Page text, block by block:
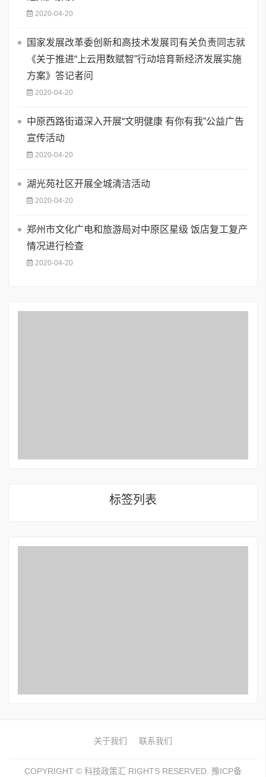
2020-04-20
国家发展改革委创新和高技术发展司有关负责同志就
《关于推进“上云用数赋智”行动培育新经济发展实施
方案》答记者问
2020-04-20
中原西路街道深入开展“文明健康 有你有我”公益广告
宣传活动
2020-04-20
湖光苑社区开展全城清洁活动
2020-04-20
郑州市文化广电和旅游局对中原区星级 饭店复工复产
情况进行检查
2020-04-20
标签列表
关于我们 联系我们
COPYRIGHT © 科技政策汇 RIGHTS RESERVED. 豫ICP备